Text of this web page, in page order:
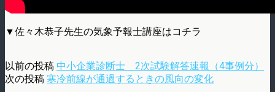
▼佐々木恭子先生の気象予報士講座はコチラ
以前の投稿 中小企業診断士 2次試験解答速報（4事例分）
次の投稿 寒冷前線が通過するときの風向の変化